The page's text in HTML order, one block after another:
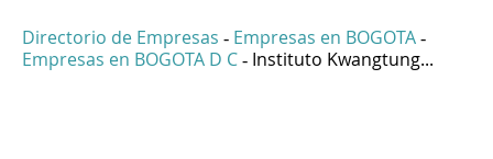
Directorio de Empresas - Empresas en BOGOTA -
Empresas en BOGOTA D C - Instituto Kwangtung...